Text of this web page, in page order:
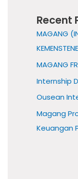
Recent
MAGANG
MAGANG
Internship
Ousean
Magang
Keuangan